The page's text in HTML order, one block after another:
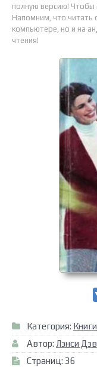
полную версию! Чтобы
Напомним, что читать
компьютере, но и на
чтения!
Категория: Книги
Автор: Лэнси
Страниц: 36